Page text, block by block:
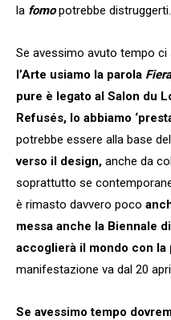
la fomopotrebbe distruggerti.
Se avessimo avuto tempo
l’Arte usiamo la parola Fiera
pure è legato al Salon du
Refusés, lo abbiamo
potrebbe essere alla base
verso il design, anche da
soprattutto se
è rimasto davvero poco
messa anche la Biennale
accoglierà il mondo con
manifestazione va dal 20
Se avessimo tempo